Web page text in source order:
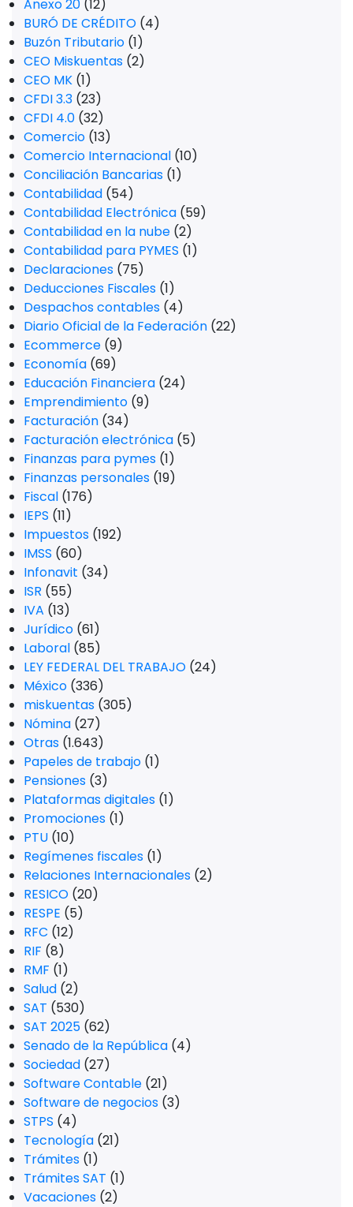
Anexo 20 (12)
BURÓ DE CRÉDITO (4)
Buzón Tributario (1)
CEO Miskuentas (2)
CEO MK (1)
CFDI 3.3 (23)
CFDI 4.0 (32)
Comercio (13)
Comercio Internacional (10)
Conciliación Bancarias (1)
Contabilidad (54)
Contabilidad Electrónica (59)
Contabilidad en la nube (2)
Contabilidad para PYMES (1)
Declaraciones (75)
Deducciones Fiscales (1)
Despachos contables (4)
Diario Oficial de la Federación (22)
Ecommerce (9)
Economía (69)
Educación Financiera (24)
Emprendimiento (9)
Facturación (34)
Facturación electrónica (5)
Finanzas para pymes (1)
Finanzas personales (19)
Fiscal (176)
IEPS (11)
Impuestos (192)
IMSS (60)
Infonavit (34)
ISR (55)
IVA (13)
Jurídico (61)
Laboral (85)
LEY FEDERAL DEL TRABAJO (24)
México (336)
miskuentas (305)
Nómina (27)
Otras (1.643)
Papeles de trabajo (1)
Pensiones (3)
Plataformas digitales (1)
Promociones (1)
PTU (10)
Regímenes fiscales (1)
Relaciones Internacionales (2)
RESICO (20)
RESPE (5)
RFC (12)
RIF (8)
RMF (1)
Salud (2)
SAT (530)
SAT 2025 (62)
Senado de la República (4)
Sociedad (27)
Software Contable (21)
Software de negocios (3)
STPS (4)
Tecnología (21)
Trámites (1)
Trámites SAT (1)
Vacaciones (2)